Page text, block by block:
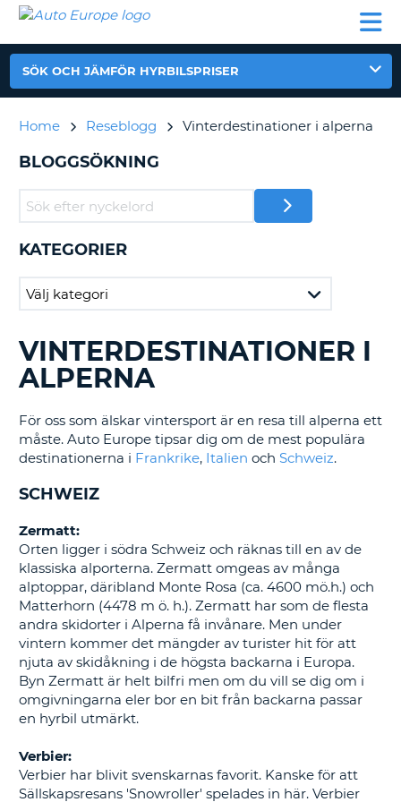
HYRBIL
HYRA
PARTNER
AUTO
EUROPE
HYRBIL
HYRA
HUSBIL
PARTNER
HJÄLP
MIN
ADMINISTRERA
SVERIGE
SÖK OCH JÄMFÖR HYRBILSPRISER
Home Reseblogg Vinterdestinationer i alperna
BLOGGSÖKNING
KATEGORIER
SÖKER
BLAND
BLOGGINLÄGGEN.......
VINTERDESTINATIONER I
ALPERNA
För oss som älskar vintersport är en resa till alperna ett
måste. Auto Europe tipsar dig om de mest populära
destinationerna i Frankrike, Italien och Schweiz.
SCHWEIZ
Zermatt:
Orten ligger i södra Schweiz och räknas till en av de
klassiska alporterna. Zermatt omgeas av många
alptoppar, däribland Monte Rosa (ca. 4600 mö.h.) och
Matterhorn (4478 m ö. h.). Zermatt har som de flesta
andra skidorter i Alperna få invånare. Men under
vintern kommer det mängder av turister hit för att
njuta av skidåkning i de högsta backarna i Europa.
Byn Zermatt är helt bilfri men om du vill se dig om i
omgivningarna eler bor en bit från backarna passar
en hyrbil utmärkt.
Verbier:
Verbier har blivit svenskarnas favorit. Kanske för att
Sällskapsresans 'Snowroller' spelades in här. Verbier